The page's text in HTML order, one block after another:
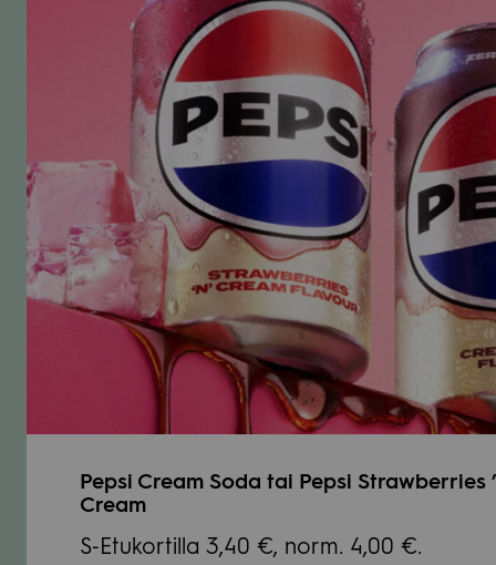
Pepsi Cream Soda tai Pepsi Straw­ber­ries
Cream
S‑Etukortilla 3,40 €, norm. 4,00 €.